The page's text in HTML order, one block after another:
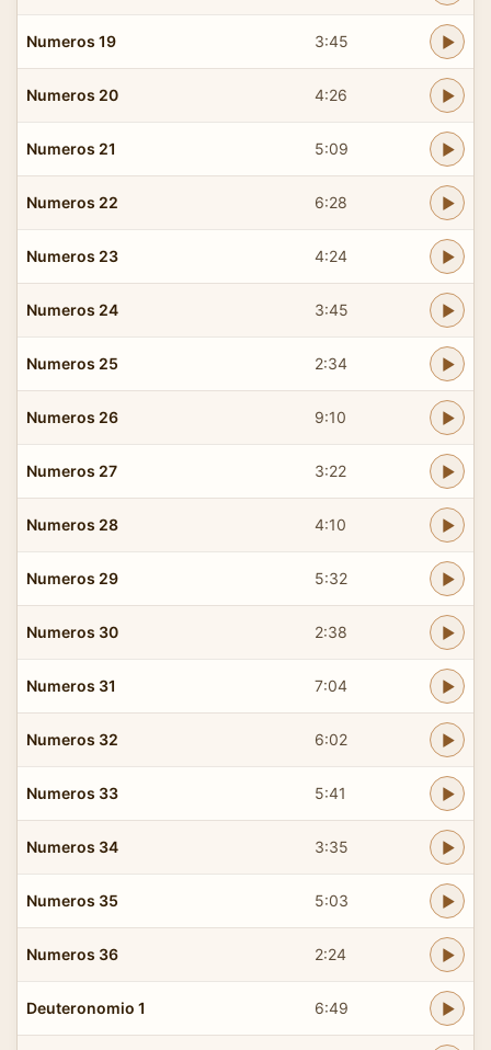
Numeros 19 3:45
Numeros 20 4:26
Numeros 21 5:09
Numeros 22 6:28
Numeros 23 4:24
Numeros 24 3:45
Numeros 25 2:34
Numeros 26 9:10
Numeros 27 3:22
Numeros 28 4:10
Numeros 29 5:32
Numeros 30 2:38
Numeros 31 7:04
Numeros 32 6:02
Numeros 33 5:41
Numeros 34 3:35
Numeros 35 5:03
Numeros 36 2:24
Deuteronomio 1 6:49